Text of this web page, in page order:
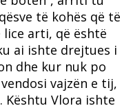
të kohës që të
lice arti, që është
ai ishte drejtues i
dhe kur nuk po
vajzën e tij,
Vlora ishte